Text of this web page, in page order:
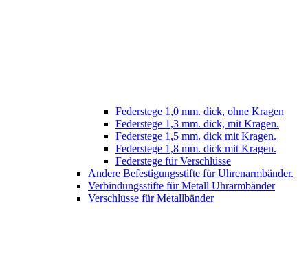
Federstege 1,0 mm. dick, ohne Kragen
Federstege 1,3 mm. dick, mit Kragen.
Federstege 1,5 mm. dick mit Kragen.
Federstege 1,8 mm. dick mit Kragen.
Federstege für Verschlüsse
Andere Befestigungsstifte für Uhrenarmbänder.
Verbindungsstifte für Metall Uhrarmbänder
Verschlüsse für Metallbänder